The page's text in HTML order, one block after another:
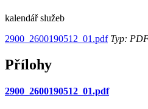
kalendář služeb
2900_2600190512_01.pdfTyp: PDF
Přílohy
2900_2600190512_01.pdf